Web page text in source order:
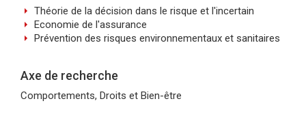
arrow_right Théorie de la décision dans le risque et l'incertain
arrow_right Economie de l'assurance
arrow_right Prévention des risques environnementaux et sanitaires
Axe de recherche
Comportements, Droits et Bien-être